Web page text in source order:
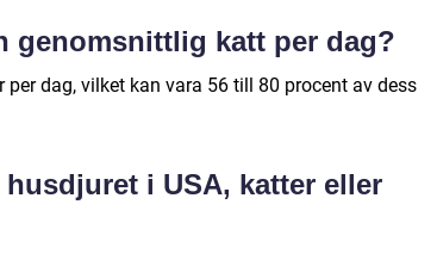
genomsnittlig katt per dag?
dag, vilket kan vara 56 till 80 procent av dess
i USA, katter eller